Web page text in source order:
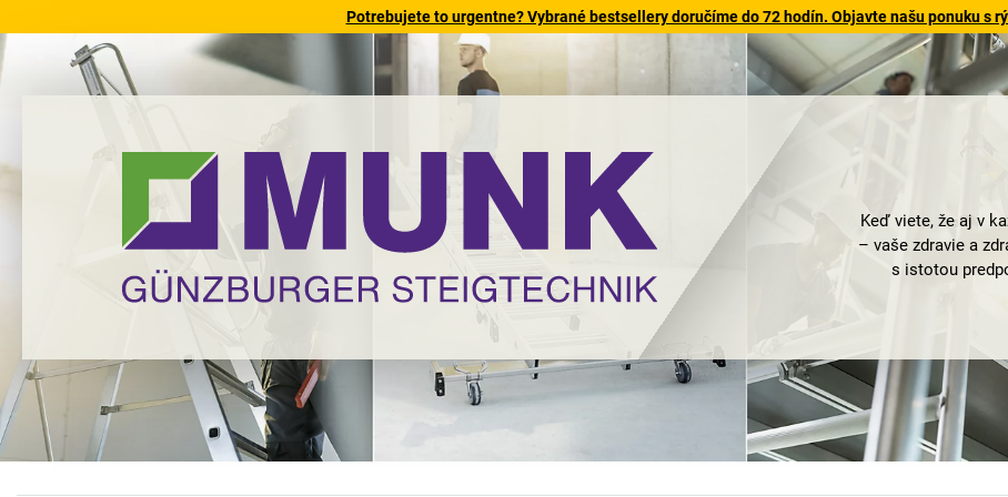
Potrebujete to urgentne? Vybrané bestsellery doručíme do 72 hodín. Objavte našu ponuku s
Keď viete, že aj v
– vaše zdravie a
s istotou
inovačný líder s
vyznačuje sa
kvalitou a
Dve miesta: